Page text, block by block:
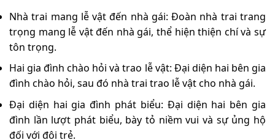
Nhà trai mang lễ vật đến nhà gái: Đoàn nhà trai trang
trọng mang lễ vật đến nhà gái, thể hiện thiện chí và sự
tôn trọng.
Hai gia đình chào hỏi và trao lễ vật: Đại diện hai bên gia
đình chào hỏi, sau đó nhà trai trao lễ vật cho nhà gái.
Đại diện hai gia đình phát biểu: Đại diện hai bên gia
đình lần lượt phát biểu, bày tỏ niềm vui và sự ủng hộ
đối với đôi trẻ.